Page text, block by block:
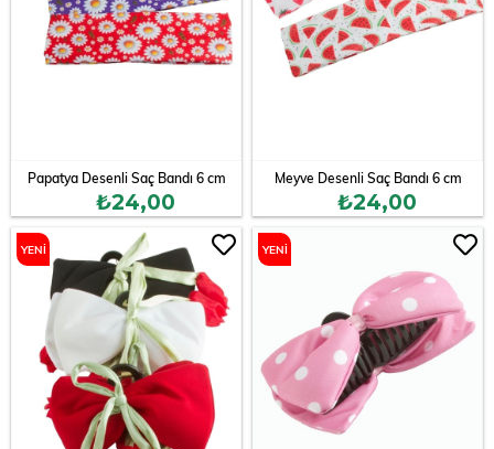
Papatya Desenli Saç Bandı 6 cm
₺24,00
Meyve Desenli Saç Bandı 6 cm
₺24,00
YENI YENI